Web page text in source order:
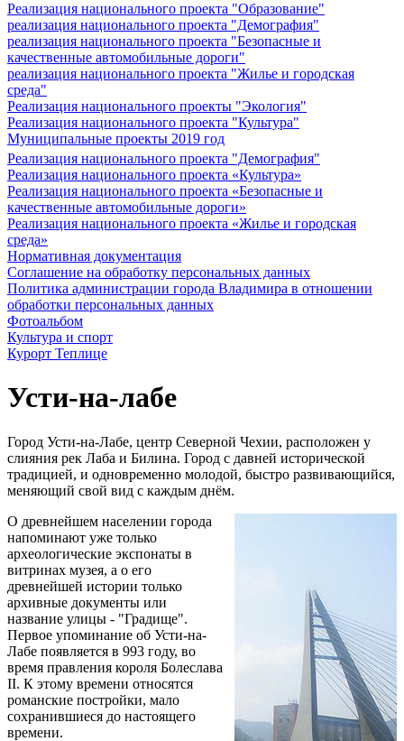
Реализация национального проекта "Образование"
реализация национального проекта "Демография"
реализация национального проекта "Безопасные и
качественные автомобильные дороги"
реализация национального проекта "Жилье и городская
среда"
Реализация национального проекты "Экология"
Реализация национального проекта "Культура"
Муниципальные проекты 2019 год
Реализация национального проекта "Демография"
Реализация национального проекта «Культура»
Реализация национального проекта «Безопасные и
качественные автомобильные дороги»
Реализация национального проекта «Жилье и городская
среда»
Нормативная документация
Соглашение на обработку персональных данных
Политика администрации города Владимира в отношении
обработки персональных данных
Фотоальбом
Культура и спорт
Курорт Теплице
Усти-на-лабе
Город Усти-на-Лабе, центр Северной Чехии, расположен у
слияния рек Лаба и Билина. Город с давней исторической
традицией, и одновременно молодой, быстро развивающийся,
меняющий свой вид с каждым днём.
О древнейшем населении города
напоминают уже только
археологические экспонаты в
витринах музея, а о его
древнейшей истории только
архивные документы или
название улицы - "Градище".
Первое упоминание об Усти-на-
Лабе появляется в 993 году, во
время правления короля Болеслава
II. К этому времени относятся
романские постройки, мало
сохранившиеся до настоящего
времени.